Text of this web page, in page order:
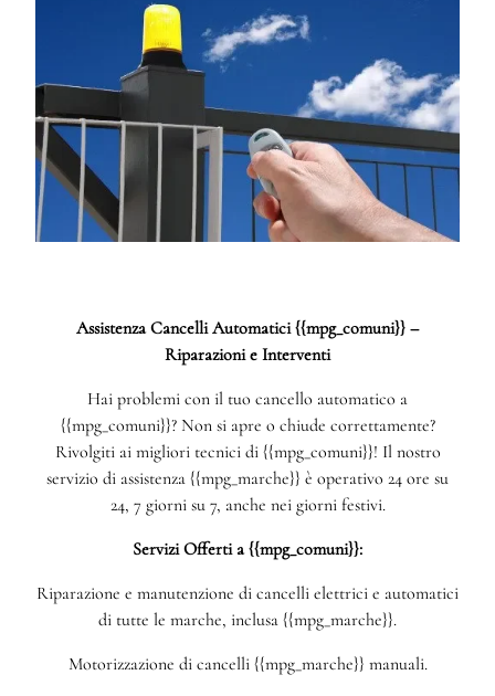
Assistenza Cancelli Automatici {{mpg_comuni}} –
Riparazioni e Interventi
Hai problemi con il tuo cancello automatico a
{{mpg_comuni}}? Non si apre o chiude correttamente?
Rivolgiti ai migliori tecnici di {{mpg_comuni}}! Il nostro
servizio di assistenza {{mpg_marche}} è operativo 24 ore su
24, 7 giorni su 7, anche nei giorni festivi.
Servizi Offerti a {{mpg_comuni}}:
Riparazione e manutenzione di cancelli elettrici e automatici
di tutte le marche, inclusa {{mpg_marche}}.
Motorizzazione di cancelli {{mpg_marche}} manuali.